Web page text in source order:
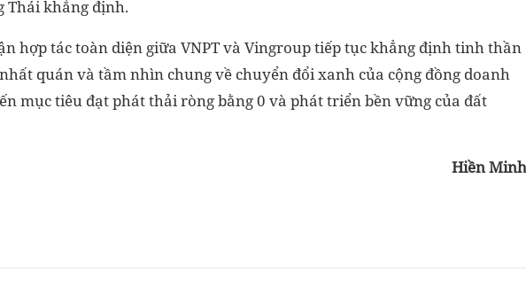
Thái khẳng định.
hợp tác toàn diện giữa VNPT và Vingroup tiếp tục khẳng định tinh thần
quán và tầm nhìn chung về chuyển đổi xanh của cộng đồng doanh
mục tiêu đạt phát thải ròng bằng 0 và phát triển bền vững của đất
Hiền Minh